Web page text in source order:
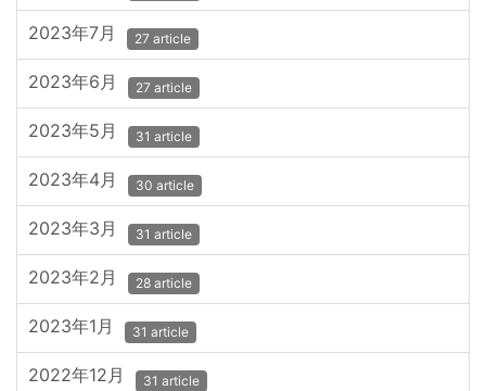
2023年7月 27 article
2023年6月 27 article
2023年5月 31 article
2023年4月 30 article
2023年3月 31 article
2023年2月 28 article
2023年1月 31 article
2022年12月 31 article